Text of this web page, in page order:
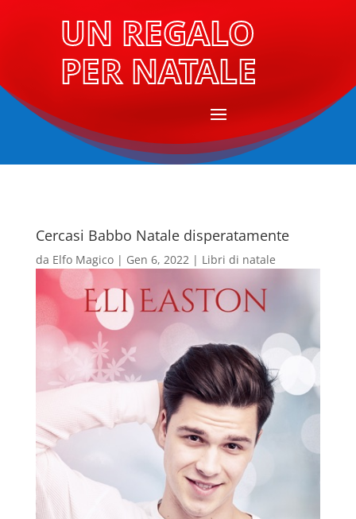
UN REGALO
PER NATALE
Cercasi Babbo Natale disperatamente
da Elfo Magico| Gen 6, 2022| Libri di natale